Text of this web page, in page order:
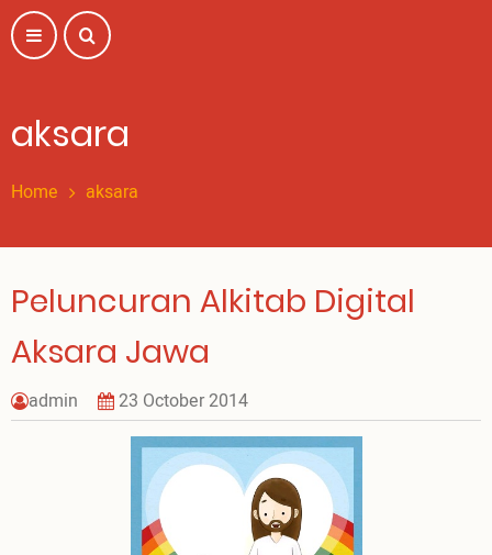
Skip
to
main
aksara
Home aksara
Peluncuran Alkitab Digital
Aksara Jawa
admin 23 October 2014